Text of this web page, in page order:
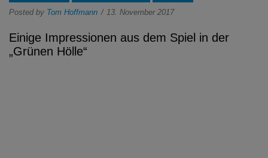
Posted by Tom Hoffmann 13. November 2017
Einige Impressionen aus dem Spiel in der
„Grünen Hölle“